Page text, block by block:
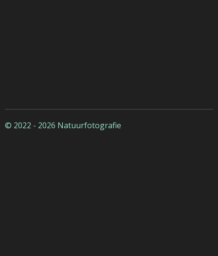
© 2022 - 2026 Natuurfotografie